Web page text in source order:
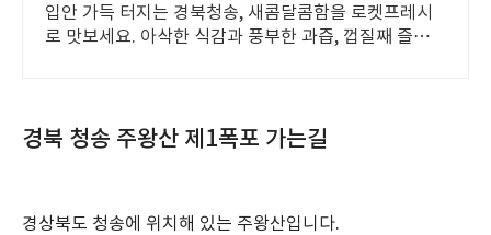
입안 가득 터지는 경북청송, 새콤달콤함을 로켓프레시
로 맛보세요. 아삭한 식감과 풍부한 과즙, 껍질째 즐기는
경북 청송 주왕산 제1폭포 가는길
경상북도 청송에 위치해 있는 주왕산입니다.